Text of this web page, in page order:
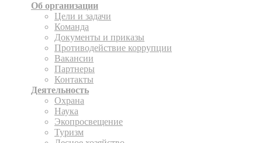
Об организации
Цели и задачи
Команда
Документы и приказы
Противодействие коррупции
Вакансии
Партнеры
Контакты
Деятельность
Охрана
Наука
Экопросвещение
Туризм